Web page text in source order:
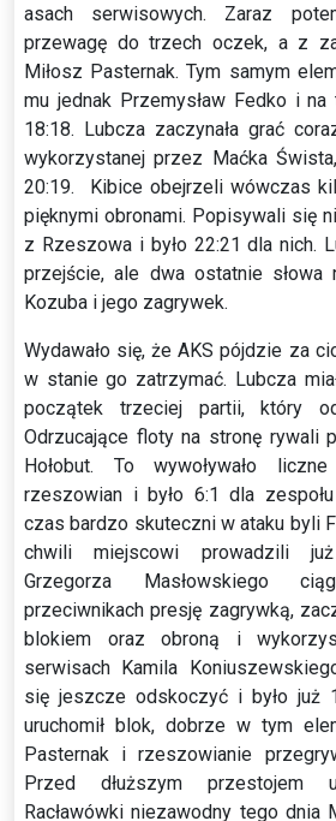
asach serwisowych. Zaraz
przewagę do trzech oczek, a z
Miłosz Pasternak. Tym samym
mu jednak Przemysław Fedko i na
18:18. Lubcza zaczynała grać
wykorzystanej przez Maćka
20:19. Kibice obejrzeli wówczas
pięknymi obronami. Popisywali się
z Rzeszowa i było 22:21 dla nich.
przejście, ale dwa ostatnie słowa
Kozuba i jego zagrywek.
Wydawało się, że AKS pójdzie za
w stanie go zatrzymać. Lubcza
początek trzeciej partii, który
Odrzucające floty na stronę rywali
Hołobut. To wywoływało
rzeszowian i było 6:1 dla zespołu
czas bardzo skuteczni w ataku byli
chwili miejscowi prowadzili
Grzegorza Masłowskiego
przeciwnikach presję zagrywką,
blokiem oraz obroną i
serwisach Kamila
się jeszcze odskoczyć i było już
uruchomił blok, dobrze w tym
Pasternak i rzeszowianie
Przed dłuższym przestojem
Racławówki niezawodny tego dnia